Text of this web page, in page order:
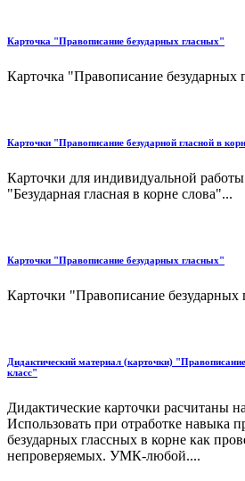
Карточка "Правописание безударных гласных"
Карточка "Правописание безударных
Карточки "Правописание безударной гласной в
Карточки для индивидуальной
"Безударная гласная в корне слова"...
Карточки "Правописание безударных гласных"
Карточки "Правописание безударных
Дидактический материал (карточки)
класс"
Дидактические карточки расчитаны
Использовать при отработке навыка
безударных глассных в корне как
непроверяемых. УМК-любой....